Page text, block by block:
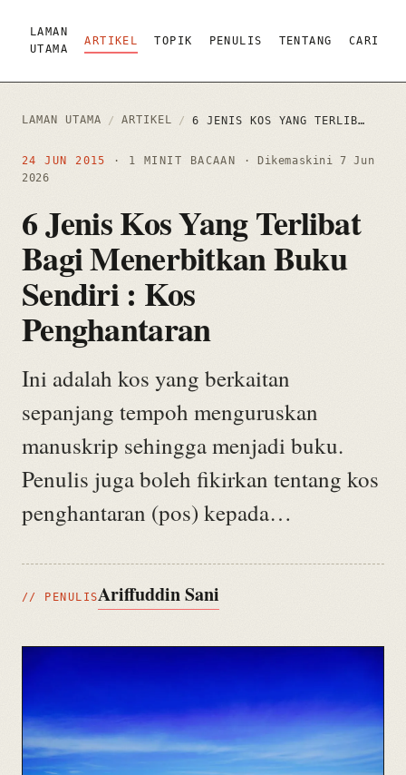
LAMAN
UTAMA
ARTIKEL TOPIK PENULIS TENTANG CARI
LAMAN UTAMA / ARTIKEL / 6 JENIS KOS YANG TERLIBAT BAGI MENERBITKAN BUKU SENDIRI : KOS PENGHANTARAN
24 JUN 2015 · 1 MINIT BACAAN · Dikemaskini7 Jun
2026
6 Jenis Kos Yang Terlibat
Bagi Menerbitkan Buku
Sendiri : Kos
Penghantaran
Ini adalah kos yang berkaitan
sepanjang tempoh menguruskan
manuskrip sehingga menjadi buku.
Penulis juga boleh fikirkan tentang kos
penghantaran (pos) kepada…
// PENULISAriffuddin Sani